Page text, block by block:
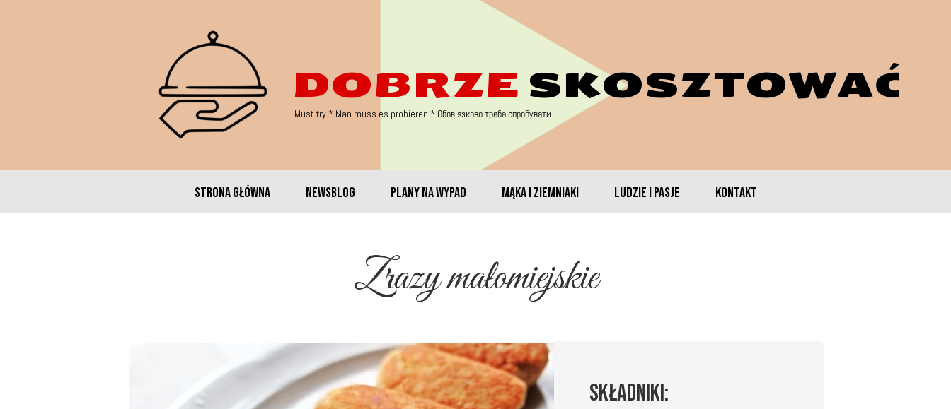
Strona główna NEWSBLOG PLANY NA WYPAD MĄKA I ZIEMNIAKI LUDZIE I PASJE KONTAKT
Zrazy małomiejskie
SKŁADNIKI:
DOBRZE SKOSZTOWAĆ
Must-try * Man muss es probieren * Обов'язково треба спробувати